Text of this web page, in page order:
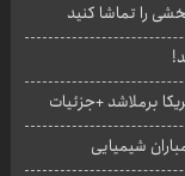
شیمیایی